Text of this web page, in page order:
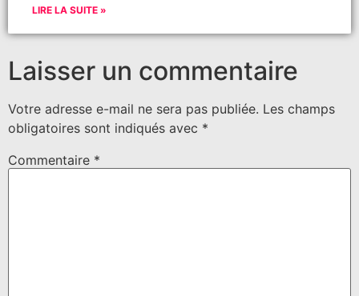
LIRE LA SUITE »
Laisser un commentaire
Votre adresse e-mail ne sera pas publiée. Les champs
obligatoires sont indiqués avec *
Commentaire *